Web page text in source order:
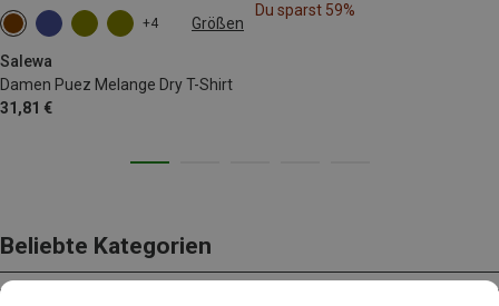
+4 Größen
Salewa
Damen Puez Melange Dry T-Shirt
31,81 €
XS S M
XXL
Du sparst 59%
Beliebte Kategorien